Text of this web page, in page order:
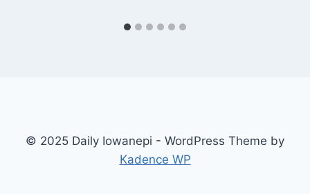
© 2025 Daily Iowanepi - WordPress Theme by
Kadence WP